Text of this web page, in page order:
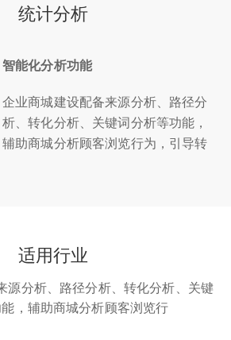
统计分析
智能化分析功能
企业商城建设配备来源分析、路径分
析、转化分析、关键词分析等功能，
辅助商城分析顾客浏览行为，引导转
适用行业
源分析、路径分析、转化分析、关键
，辅助商城分析顾客浏览行